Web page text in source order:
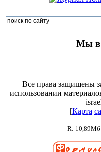
Мы в
Все права защищены
использовании
[Карта са
R: 10,89Мб